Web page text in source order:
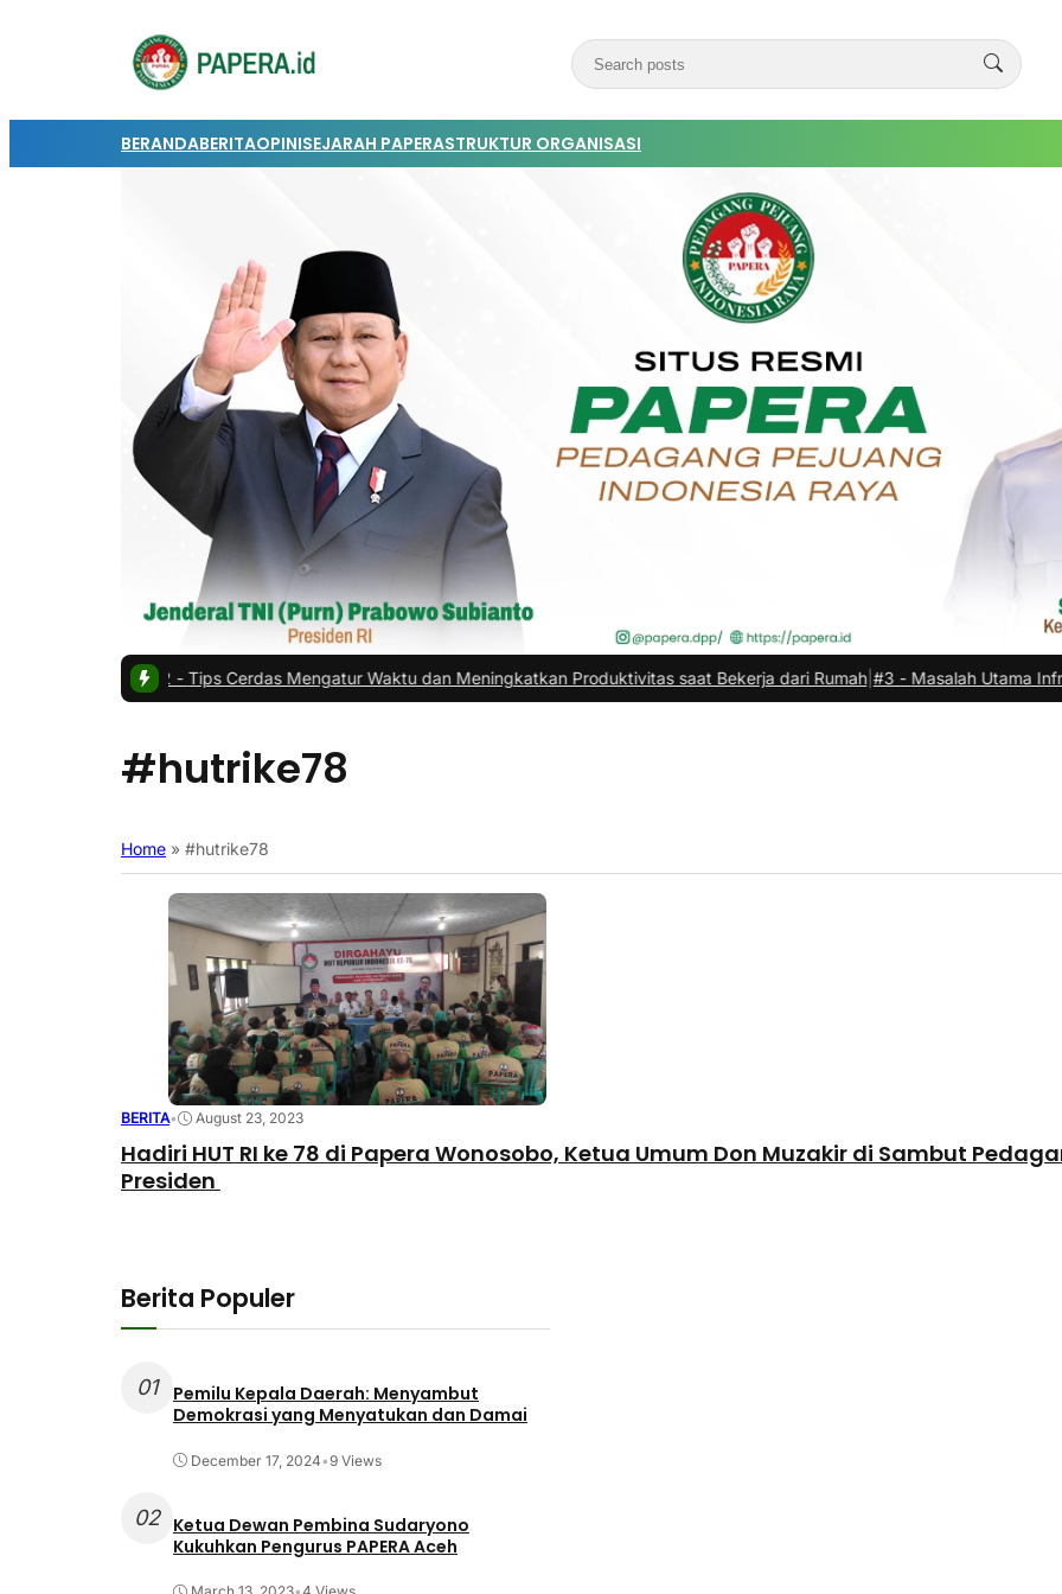
BERANDABERITAOPINISEJARAH PAPERASTRUKTUR ORGANISASI
Tips Cerdas Mengatur Waktu dan Meningkatkan Produktivitas saat Bekerja dari Rumah|#3 -Masalah Utama Infrastruktur
#hutrike78
Home » #hutrike78
BERITA• August 23, 2023
Hadiri HUT RI ke 78 di Papera Wonosobo, Ketua Umum Don Muzakir di Sambut
Presiden
Berita Populer
01
Pemilu Kepala Daerah: Menyambut
Demokrasi yang Menyatukan dan Damai
December 17, 2024•9 Views
02 Ketua Dewan Pembina Sudaryono
Kukuhkan Pengurus PAPERA Aceh